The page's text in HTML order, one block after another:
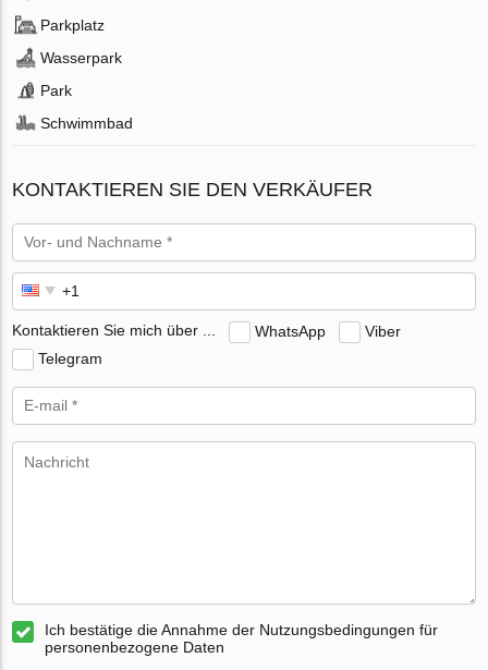
Parkplatz
Wasserpark
Park
Schwimmbad
KONTAKTIEREN SIE DEN VERKÄUFER
Kontaktieren Sie mich über ... WhatsApp
Viber
Telegram
Ich bestätige die Annahme der Nutzungsbedingungen für
personenbezogene Daten